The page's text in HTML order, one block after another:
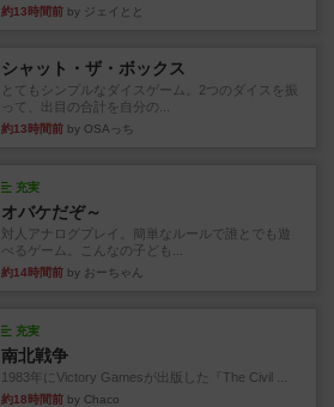
約13時間前 by ジェイとと
シャット・ザ・ボックス
とてもシンプルなダイスゲーム。2つのダイスを振
って、出目の合計を自分の...
約13時間前 by OSAっち
充実
オバケだぞ～
対人アナログプレイ。簡単なルールで誰とでも遊
べるゲーム。こんなの子ども...
約14時間前 by おーちゃん
充実
南北戦争
1983年にVictory Gamesが出版した『The Civil ...
約18時間前 by Chaco